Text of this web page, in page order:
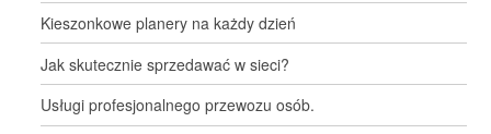
Kieszonkowe planery na każdy dzień
Jak skutecznie sprzedawać w sieci?
Usługi profesjonalnego przewozu osób.